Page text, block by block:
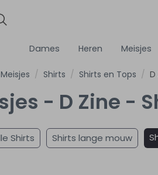
Dames Heren Meisjes
Meisjes Shirts Shirts en Tops D
- D Zine -
Shirts Shirts lange mouw